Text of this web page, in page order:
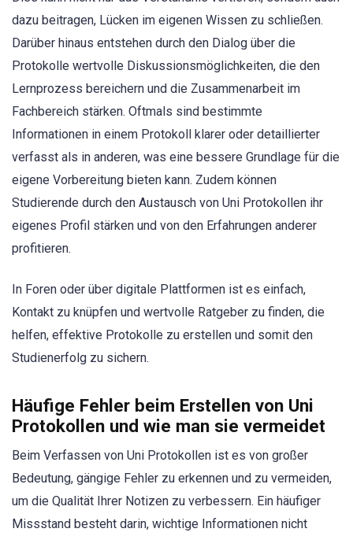
dazu beitragen, Lücken im eigenen Wissen zu schließen.
Darüber hinaus entstehen durch den Dialog über die
Protokolle wertvolle Diskussionsmöglichkeiten, die den
Lernprozess bereichern und die Zusammenarbeit im
Fachbereich stärken. Oftmals sind bestimmte
Informationen in einem Protokoll klarer oder detaillierter
verfasst als in anderen, was eine bessere Grundlage für die
eigene Vorbereitung bieten kann. Zudem können
Studierende durch den Austausch von Uni Protokollen ihr
eigenes Profil stärken und von den Erfahrungen anderer
profitieren.
In Foren oder über digitale Plattformen ist es einfach,
Kontakt zu knüpfen und wertvolle Ratgeber zu finden, die
helfen, effektive Protokolle zu erstellen und somit den
Studienerfolg zu sichern.
Häufige Fehler beim Erstellen von Uni
Protokollen und wie man sie vermeidet
Beim Verfassen von Uni Protokollen ist es von großer
Bedeutung, gängige Fehler zu erkennen und zu vermeiden,
um die Qualität Ihrer Notizen zu verbessern. Ein häufiger
Missstand besteht darin, wichtige Informationen nicht